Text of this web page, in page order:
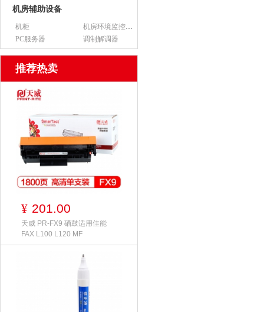
机房辅助设备
机柜
机房环境监控设备
PC服务器
调制解调器
推荐热卖
¥ 201.00
天威 PR-FX9 硒鼓适用佳能
FAX L100 L120 MF